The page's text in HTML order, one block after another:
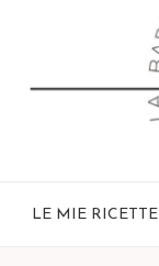
LE MIE RICETTE